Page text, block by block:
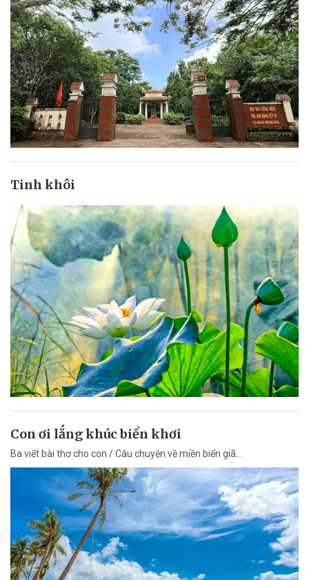
Tinh khôi
Con ơi lắng khúc biển khơi
Ba viết bài thơ cho con / Câu chuyện về miền biển giã...